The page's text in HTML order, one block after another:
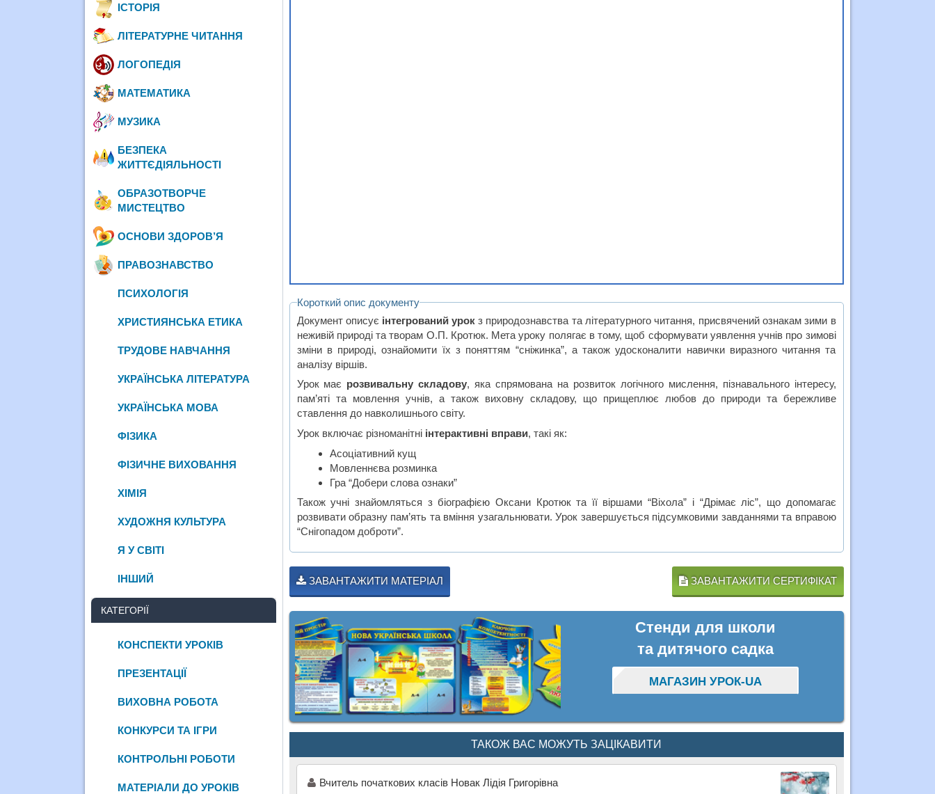
Короткий опис документу
Документ описує інтегрований урокз природознавства та літературного читання, присвячений ознакам зими в
неживій природі та творам О.П. Кротюк. Мета уроку полягає в тому, щоб сформувати уявлення учнів про зимові
зміни в природі, ознайомити їх з поняттям “сніжинка”, а також удосконалити навички виразного читання та
аналізу віршів.
Урок має розвивальну складову, яка спрямована на розвиток логічного мислення, пізнавального інтересу,
пам’яті та мовлення учнів, а також виховну складову, що прищеплює любов до природи та бережливе
ставлення до навколишнього світу.
Урок включає різноманітні інтерактивні вправи, такі як:
Асоціативний кущ
Мовленнєва розминка
Гра “Добери слова ознаки”
Також учні знайомляться з біографією Оксани Кротюк та її віршами “Віхола” і “Дрімає ліс”, що допомагає
розвивати образну пам’ять та вміння узагальнювати. Урок завершується підсумковими завданнями та вправою
“Снігопадом доброти”.
ЗАВАНТАЖИТИ МАТЕРІАЛ ЗАВАНТАЖИТИ СЕРТИФІКАТ
Стенди для школи
та дитячого садка
МАГАЗИН УРОК-UA
ТАКОЖ ВАС МОЖУТЬ ЗАЦІКАВИТИ
Вчитель початкових класів Новак Лідія Григорівна
ІСТОРІЯ
ЛІТЕРАТУРНЕ ЧИТАННЯ
ЛОГОПЕДІЯ
МАТЕМАТИКА
МУЗИКА
БЕЗПЕКА
ЖИТТЄДІЯЛЬНОСТІ
ОБРАЗОТВОРЧЕ
МИСТЕЦТВО
ОСНОВИ ЗДОРОВ’Я
ПРАВОЗНАВСТВО
ПСИХОЛОГІЯ
ХРИСТИЯНСЬКА ЕТИКА
ТРУДОВЕ НАВЧАННЯ
УКРАЇНСЬКА ЛІТЕРАТУРА
УКРАЇНСЬКА МОВА
ФІЗИКА
ФІЗИЧНЕ ВИХОВАННЯ
ХІМІЯ
ХУДОЖНЯ КУЛЬТУРА
Я У СВІТІ
ІНШИЙ
КАТЕГОРІЇ
КОНСПЕКТИ УРОКІВ
ПРЕЗЕНТАЦІЇ
ВИХОВНА РОБОТА
КОНКУРСИ ТА ІГРИ
КОНТРОЛЬНІ РОБОТИ
МАТЕРІАЛИ ДО УРОКІВ